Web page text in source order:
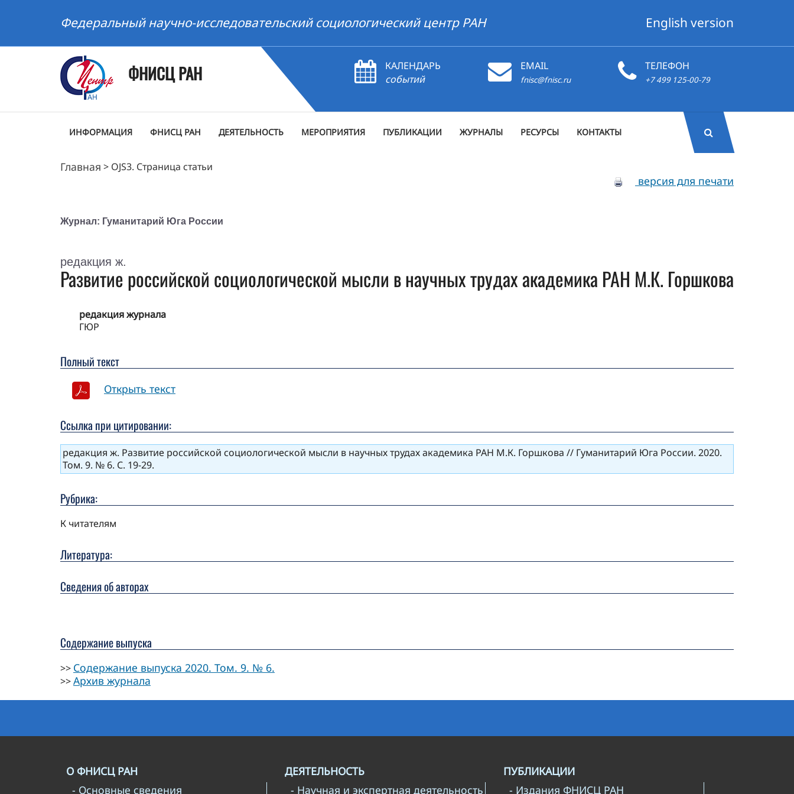
Федеральный научно-исследовательский социологический центр РАН English version
ФНИСЦ РАН
КАЛЕНДАРЬ
событий
EMAIL
fnisc@fnisc.ru
ТЕЛЕФОН
+7 499 125-00-79
ИНФОРМАЦИЯ ФНИСЦ РАН ДЕЯТЕЛЬНОСТЬ МЕРОПРИЯТИЯ ПУБЛИКАЦИИ ЖУРНАЛЫ РЕСУРСЫ КОНТАКТЫ
Главная > OJS3. Страница статьи
версия для печати
Журнал: Гуманитарий Юга России
редакция ж.
Развитие российской социологической мысли в научных трудах академика РАН М.К. Горшкова
редакция журнала
ГЮР
Полный текст
Открыть текст
Ссылка при цитировании:
редакция ж. Развитие российской социологической мысли в научных трудах академика РАН М.К. Горшкова // Гуманитарий Юга России. 2020.
Том. 9. № 6. С. 19-29.
Рубрика:
К читателям
Литература:
Сведения об авторах
Содержание выпуска
>> Содержание выпуска 2020. Том. 9. № 6.
>>Архив журнала
О ФНИСЦ РАН
- Основные сведения
ДЕЯТЕЛЬНОСТЬ
- Научная и экспертная деятельность
ПУБЛИКАЦИИ
- Издания ФНИСЦ РАН